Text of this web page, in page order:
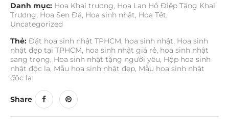
Danh mục: Hoa Khai trương, Hoa Lan Hồ Điệp Tặng Khai
Trương, Hoa Sen Đá, Hoa sinh nhật, Hoa Tết,
Uncategorized
Thẻ: Đặt hoa sinh nhật TPHCM, hoa sinh nhật, Hoa sinh
nhật đẹp tại TPHCM, hoa sinh nhật giá rẻ, hoa sinh nhật
sang trọng, Hoa sinh nhật tặng người yêu, Hộp hoa sinh
nhật độc lạ, Mẫu hoa sinh nhật đẹp, Mẫu hoa sinh nhật
độc lạ
Share